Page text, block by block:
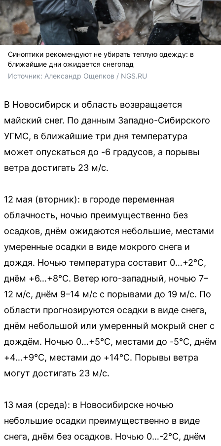
Синоптики рекомендуют не убирать теплую одежду: в
ближайшие дни ожидается снегопад
Источник: Александр Ощепков / NGS.RU
В Новосибирск и область возвращается
майский снег. По данным Западно-Сибирского
УГМС, в ближайшие три дня температура
может опускаться до -6 градусов, а порывы
ветра достигать 23 м/с.
12 мая (вторник): в городе переменная
облачность, ночью преимущественно без
осадков, днём ожидаются небольшие, местами
умеренные осадки в виде мокрого снега и
дождя. Ночью температура составит 0…+2°C,
днём +6…+8°C. Ветер юго-западный, ночью 7–
12 м/с, днём 9–14 м/с с порывами до 19 м/с. По
области прогнозируются осадки в виде снега,
днём небольшой или умеренный мокрый снег с
дождём. Ночью 0…+5°C, местами до -5°C, днём
+4…+9°C, местами до +14°C. Порывы ветра
могут достигать 23 м/с.
13 мая (среда): в Новосибирске ночью
небольшие осадки преимущественно в виде
снега, днём без осадков. Ночью 0…-2°C, днём